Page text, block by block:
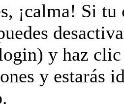
¡calma! Si tu
y haz
y estarás